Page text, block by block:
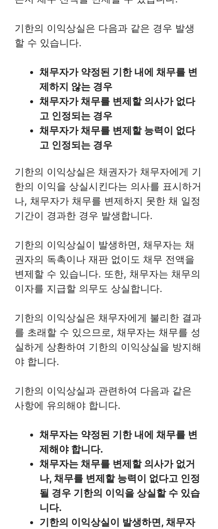
기한의 이익상실은 다음과 같은 경우 발생
할 수 있습니다.
채무자가 약정된 기한 내에 채무를 변
제하지 않는 경우
채무자가 채무를 변제할 의사가 없다
고 인정되는 경우
채무자가 채무를 변제할 능력이 없다
고 인정되는 경우
기한의 이익상실은 채권자가 채무자에게 기
한의 이익을 상실시킨다는 의사를 표시하거
나, 채무자가 채무를 변제하지 못한 채 일정
기간이 경과한 경우 발생합니다.
기한의 이익상실이 발생하면, 채무자는 채
권자의 독촉이나 재판 없이도 채무 전액을
변제할 수 있습니다. 또한, 채무자는 채무의
이자를 지급할 의무도 상실합니다.
기한의 이익상실은 채무자에게 불리한 결과
를 초래할 수 있으므로, 채무자는 채무를 성
실하게 상환하여 기한의 이익상실을 방지해
야 합니다.
기한의 이익상실과 관련하여 다음과 같은
사항에 유의해야 합니다.
채무자는 약정된 기한 내에 채무를 변
제해야 합니다.
채무자는 채무를 변제할 의사가 없거
나, 채무를 변제할 능력이 없다고 인정
될 경우 기한의 이익을 상실할 수 있습
니다.
기한의 이익상실이 발생하면, 채무자